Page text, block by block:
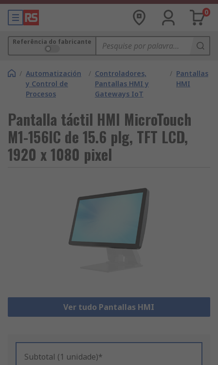
0
Referência do fabricante
/ Automatización
y Control de
Procesos
/ Controladores,
Pantallas HMI y
Gateways IoT
/ Pantallas
HMI
Pantalla táctil HMI MicroTouch
M1-156IC de 15.6 plg, TFT LCD,
1920 x 1080 pixel
Ver tudo Pantallas HMI
Subtotal (1 unidade)*